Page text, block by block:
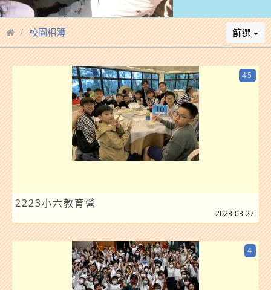
校園相簿 篩選
2223小六教育營
45
2023-03-27
4